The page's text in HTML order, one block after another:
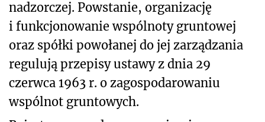
nadzorczej. Powstanie, organizację
i funkcjonowanie wspólnoty gruntowej
oraz spółki powołanej do jej zarządzania
regulują przepisy ustawy z dnia 29
czerwca 1963 r. o zagospodarowaniu
wspólnot gruntowych.